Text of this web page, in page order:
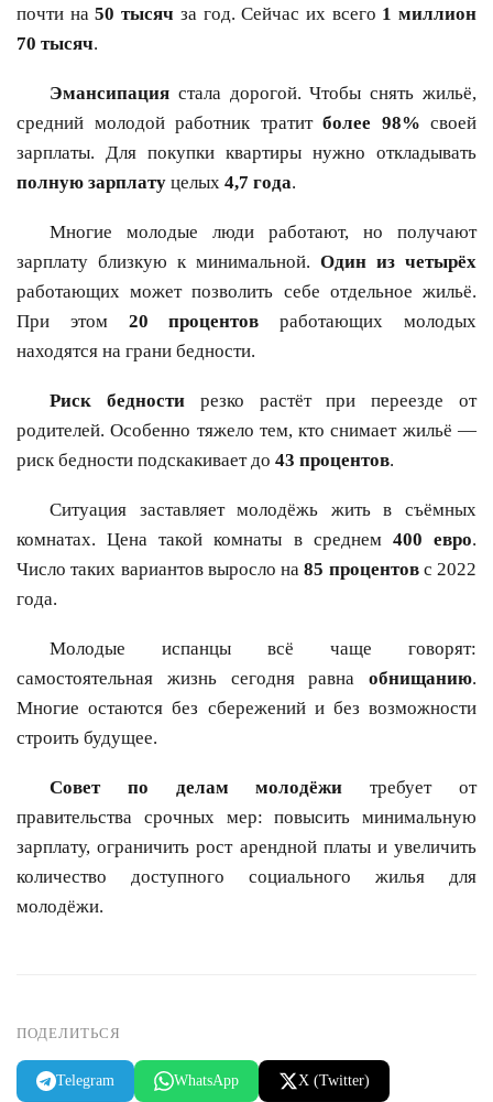
почти на50 тысяч за год. Сейчас их всего 1 миллион
70 тысяч.
Эмансипация стала дорогой. Чтобы снять жильё,
средний молодой работник тратит более 98% своей
зарплаты. Для покупки квартиры нужно откладывать
полную зарплату целых 4,7 года.
Многие молодые люди работают, но получают
зарплату близкую к минимальной. Один из четырёх
работающих может позволить себе отдельное жильё.
При этом 20 процентов работающих молодых
находятся на грани бедности.
Риск бедностирезко растёт при переезде от
родителей. Особенно тяжело тем, кто снимает жильё —
риск бедности подскакивает до 43 процентов.
Ситуация заставляет молодёжь жить в съёмных
комнатах. Цена такой комнаты в среднем 400 евро.
Число таких вариантов выросло на85 процентовс 2022
года.
Молодые испанцы всё чаще говорят:
самостоятельная жизнь сегодня равна обнищанию.
Многие остаются без сбережений и без возможности
строить будущее.
Совет по делам молодёжи требует от
правительства срочных мер: повысить минимальную
зарплату, ограничить рост арендной платы и увеличить
количество доступного социального жилья для
молодёжи.
ПОДЕЛИТЬСЯ
Telegram WhatsApp X (Twitter)